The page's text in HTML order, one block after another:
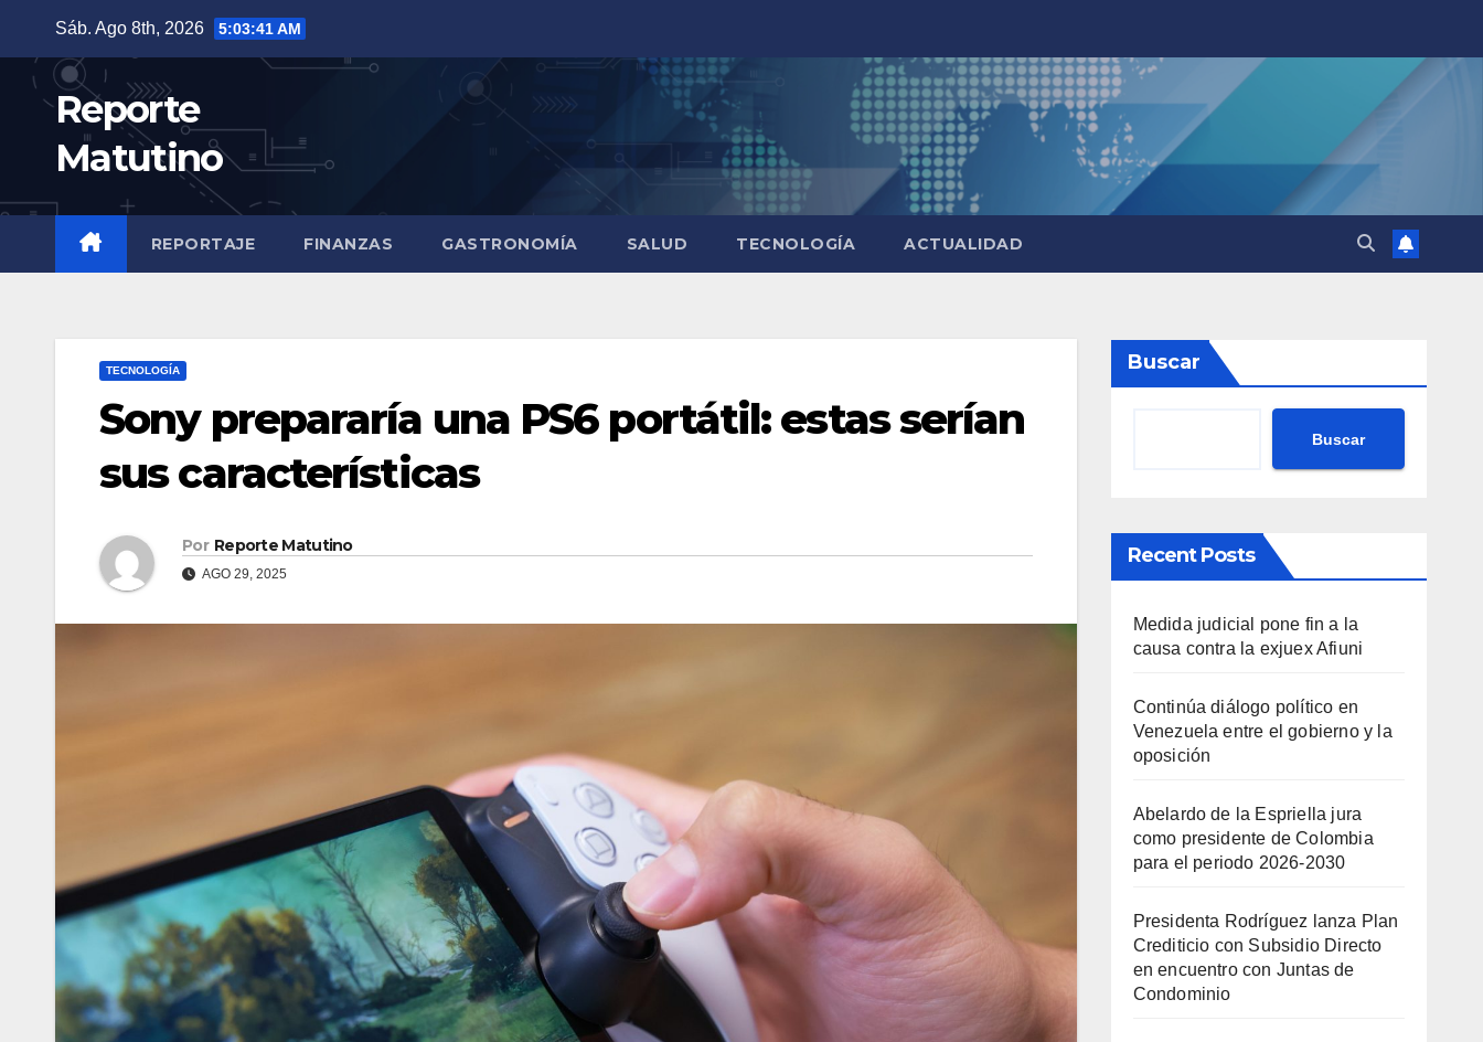
contenido
Sáb. Ago 8th, 2026 5:03:43 AM
Reporte
Matutino
REPORTAJE FINANZAS GASTRONOMÍA SALUD TECNOLOGÍA ACTUALIDAD
TECNOLOGÍA
Sony prepararía una PS6 portátil: estas serían
sus características
Por Reporte Matutino
AGO 29, 2025
Buscar
Buscar
Recent Posts
Medida judicial pone fin a la
causa contra la exjuex Afiuni
Continúa diálogo político en
Venezuela entre el gobierno y la
oposición
Abelardo de la Espriella jura
como presidente de Colombia
para el periodo 2026-2030
Presidenta Rodríguez lanza Plan
Crediticio con Subsidio Directo
en encuentro con Juntas de
Condominio